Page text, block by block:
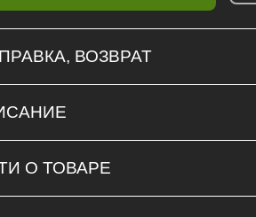
ВОЗВРАТ
О ТОВАРЕ